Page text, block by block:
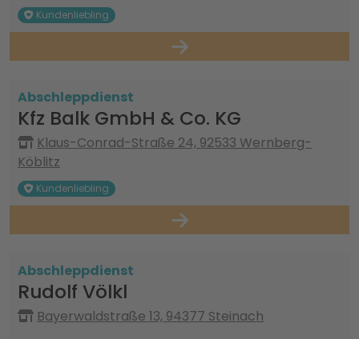
Kundenliebling
Abschleppdienst
Kfz Balk GmbH & Co. KG
Klaus-Conrad-Straße 24, 92533 Wernberg-
Köblitz
Kundenliebling
Abschleppdienst
Rudolf Völkl
Bayerwaldstraße 13, 94377 Steinach